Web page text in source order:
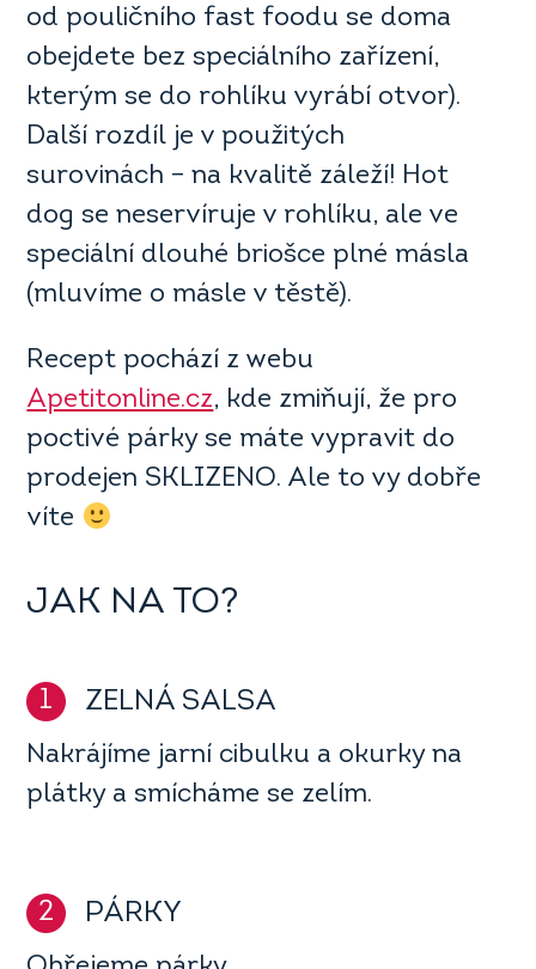
od pouličního fast foodu se doma
obejdete bez speciálního zařízení,
kterým se do rohlíku vyrábí otvor).
Další rozdíl je v použitých
surovinách – na kvalitě záleží! Hot
dog se neservíruje v rohlíku, ale ve
speciální dlouhé briošce plné másla
(mluvíme o másle v těstě).
Recept pochází z webu
Apetitonline.cz, kde zmiňují, že pro
poctivé párky se máte vypravit do
prodejen SKLIZENO. Ale to vy dobře
víte
JAK NA TO?
1 ZELNÁ SALSA
Nakrájíme jarní cibulku a okurky na
plátky a smícháme se zelím.
2 PÁRKY